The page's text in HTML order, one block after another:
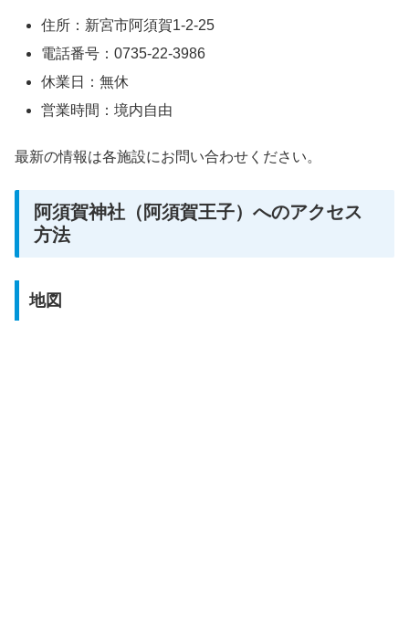
住所：新宮市阿須賀1-2-25
電話番号：0735-22-3986
休業日：無休
営業時間：境内自由
最新の情報は各施設にお問い合わせください。
阿須賀神社（阿須賀王子）へのアクセス
方法
地図